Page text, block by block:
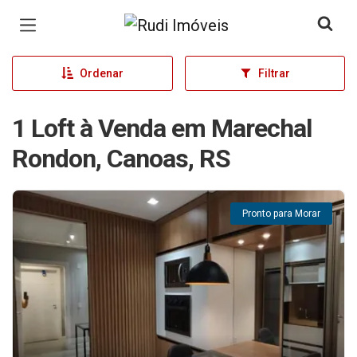
Página inicial
Ordenar Filtrar
1 Loft à Venda em Marechal
Rondon, Canoas, RS
Pronto para Morar